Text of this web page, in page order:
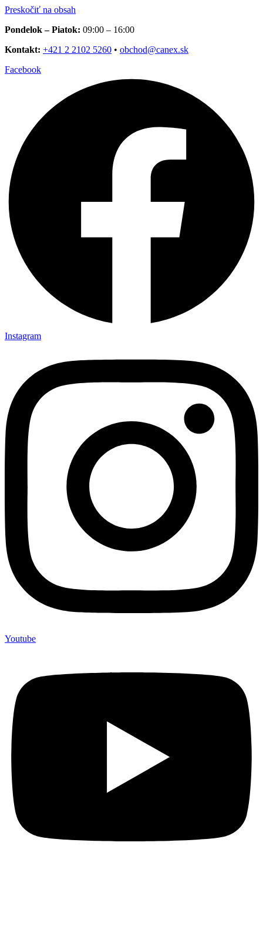
Preskočiť na obsah
Pondelok – Piatok: 09:00 – 16:00
Kontakt: +421 2 2102 5260 • obchod@canex.sk
Facebook
Instagram
Youtube